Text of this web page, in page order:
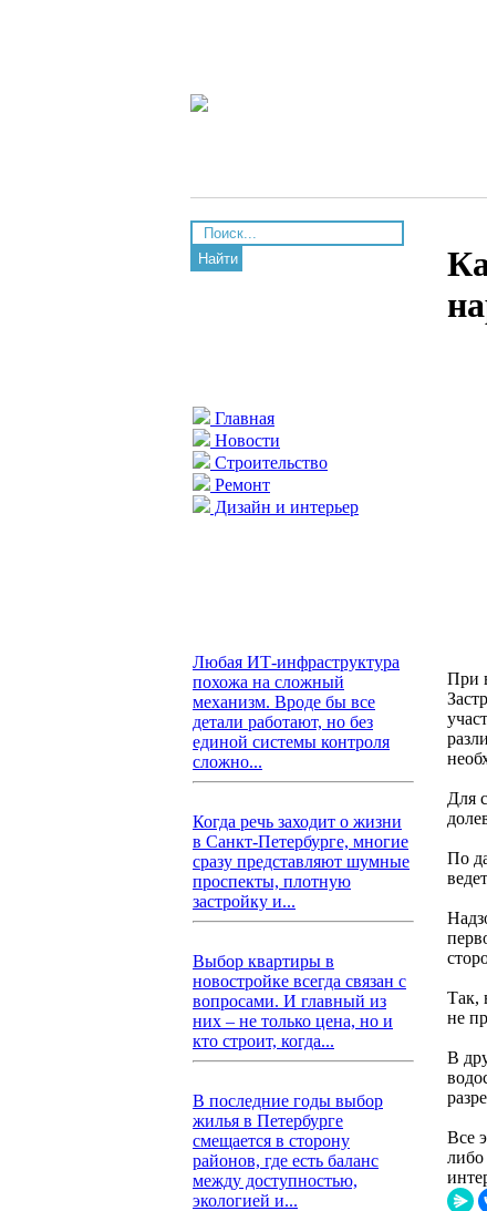
Найти
Главная
Новости
Строительство
Ремонт
Дизайн и интерьер
Любая ИТ-инфраструктура
похожа на сложный
механизм. Вроде бы все
детали работают, но без
единой системы контроля
сложно...
Когда речь заходит о жизни
в Санкт-Петербурге, многие
сразу представляют шумные
проспекты, плотную
застройку и...
Выбор квартиры в
новостройке всегда связан с
вопросами. И главный из
них – не только цена, но и
кто строит, когда...
В последние годы выбор
жилья в Петербурге
смещается в сторону
районов, где есть баланс
между доступностью,
экологией и...
При
Для
По
Так,
не
В
Все
либо